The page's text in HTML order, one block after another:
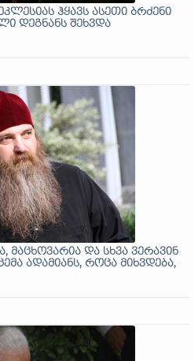
ჰყავს ასეთი ბრძენი
დეგნანს შეხვდა
მაცხოვარია და სხვა ვერავინ
ადამიანს, როცა მიხვდება,